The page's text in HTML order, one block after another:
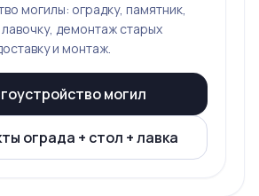
могилы: оградку, памятник,
демонтаж старых
и монтаж.
могил
ограда + стол + лавка